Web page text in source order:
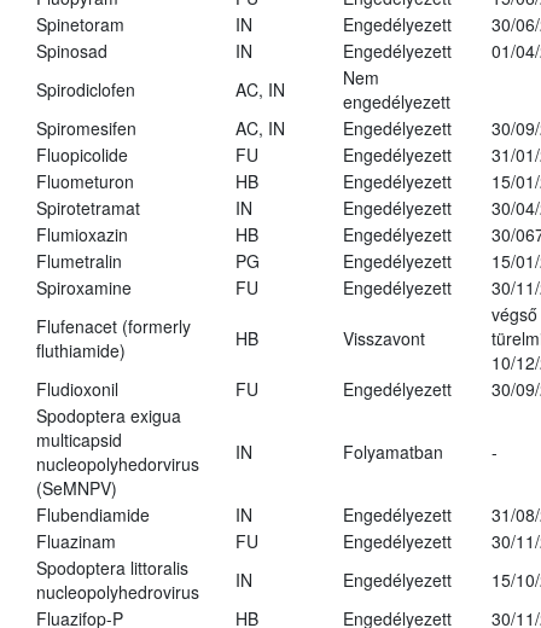
Spinetoram
IN Engedélyezett
30/
Spinosad
IN Engedélyezett
01/
Spirodiclofen
AC, IN
Nem
engedélyezett
Spiromesifen
AC, IN Engedélyezett
30/
Fluopicolide
FU Engedélyezett
31/
Fluometuron
HB Engedélyezett
15/
Spirotetramat
IN Engedélyezett
30/
Flumioxazin
HB Engedélyezett
30/
Flumetralin
PG Engedélyezett
15/
Spiroxamine
FU Engedélyezett
30/
Flufenacet (formerly
fluthiamide)
HB Visszavont
végső
10/
Fludioxonil
FU Engedélyezett
30/
Spodoptera exigua
multicapsid
nucleopolyhedorvirus
(SeMNPV)
IN Folyamatban -
Flubendiamide IN Engedélyezett
31/
Fluazinam
FU Engedélyezett
30/
Spodoptera littoralis
nucleopolyhedrovirus
IN Engedélyezett
15/
Fluazifop-P
HB Engedélyezett
30/